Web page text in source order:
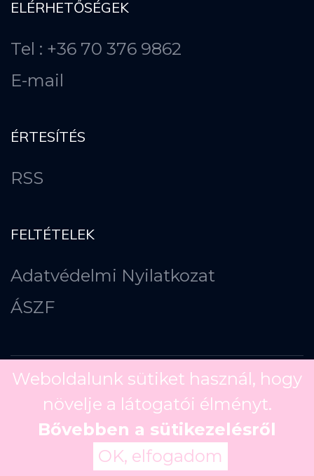
ELÉRHETŐSÉGEK
Tel : +36 70 376 9862
E-mail
ÉRTESÍTÉS
RSS
FELTÉTELEK
Adatvédelmi Nyilatkozat
ÁSZF
Copyright © 2026
Weboldalunk sütiket használ, hogy
növelje a látogatói élményt.
Bővebben a sütikezelésről
OK, elfogadom